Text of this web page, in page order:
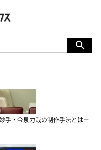
手・今泉力哉の制作手法とは－